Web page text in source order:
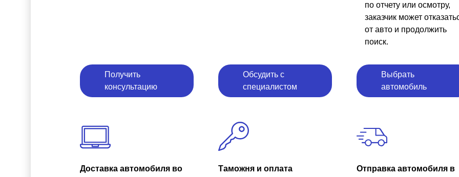
Получить
консультацию
Обсудить с
специалистом
по отчету или осмотру,
заказчик может
от авто и продолжить
поиск.
Выбрать
автомобиль
Доставка автомобиля во
Таможня и оплата
Отправка автомобиля в